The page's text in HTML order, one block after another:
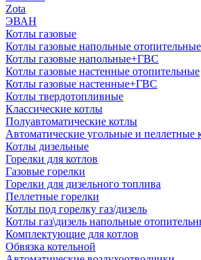
Zota
ЭВАН
Котлы газовые
Котлы газовые напольные отопительные
Котлы газовые напольные+ГВС
Котлы газовые настенные отопительные
Котлы газовые настенные+ГВС
Котлы твердотопливные
Классические котлы
Полуавтоматические котлы
Автоматические угольные и пеллетные
Котлы дизельные
Горелки для котлов
Газовые горелки
Горелки для дизельного топлива
Пеллетные горелки
Котлы под горелку газ/дизель
Котлы газ\дизель напольные
Комплектующие для котлов
Обвязка котельной